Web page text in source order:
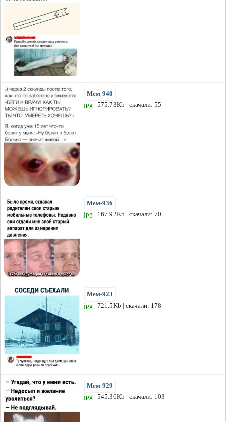
Мем-940
jpg | 575.73Kb | скачали: 55
Мем-936
jpg | 167.92Kb | скачали: 70
Мем-923
jpg | 721.5Kb | скачали: 178
Мем-929
jpg | 545.36Kb | скачали: 103